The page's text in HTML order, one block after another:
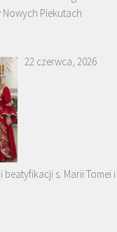
Nowych Piekutach
22 czerwca, 2026
beatyfikacji s. Marii Tomei